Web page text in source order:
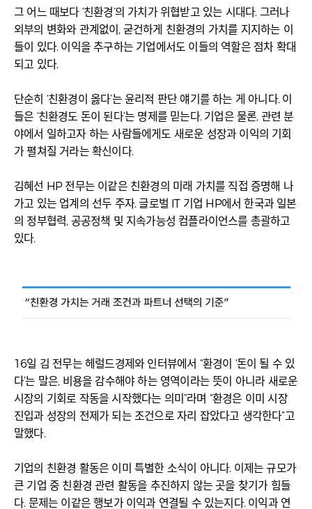
그 어느 때보다 ‘친환경’의 가치가 위협받고 있는 시대다. 그러나
외부의 변화와 관계없이, 굳건하게 친환경의 가치를 지지하는 이
들이 있다. 이익을 추구하는 기업에서도 이들의 역할은 점차 확대
되고 있다.
단순히 ‘친환경이 옳다’는 윤리적 판단 얘기를 하는 게 아니다. 이
들은 ‘친환경도 돈이 된다’는 명제를 믿는다. 기업은 물론, 관련 분
야에서 일하고자 하는 사람들에게도 새로운 성장과 이익의 기회
가 펼쳐질 거라는 확신이다.
김혜선 HP 전무는 이같은 친환경의 미래 가치를 직접 증명해 나
가고 있는 업계의 선두 주자. 글로벌 IT 기업 HP에서 한국과 일본
의 정부협력, 공공정책 및 지속가능성 컴플라이언스를 총괄하고
있다.
16일 김 전무는 헤럴드경제와 인터뷰에서 “환경이 ‘돈이 될 수 있
다’는 말은, 비용을 감수해야 하는 영역이라는 뜻이 아니라 새로운
시장의 기회로 작동을 시작했다는 의미”라며 “환경은 이미 시장
진입과 성장의 전제가 되는 조건으로 자리 잡았다고 생각한다”고
말했다.
기업의 친환경 활동은 이미 특별한 소식이 아니다. 이제는 규모가
큰 기업 중 친환경 관련 활동을 추진하지 않는 곳을 찾기가 힘들
다. 문제는 이같은 행보가 이익과 연결될 수 있는지다. 이익과 연